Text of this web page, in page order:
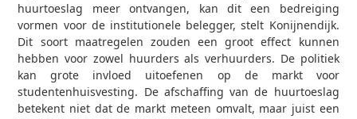
huurtoeslag meer ontvangen, kan dit een bedreiging
vormen voor de institutionele belegger, stelt Konijnendijk.
Dit soort maatregelen zouden een groot effect kunnen
hebben voor zowel huurders als verhuurders. De politiek
kan grote invloed uitoefenen op de markt voor
studentenhuisvesting. De afschaffing van de huurtoeslag
betekent niet dat de markt meteen omvalt, maar juist een